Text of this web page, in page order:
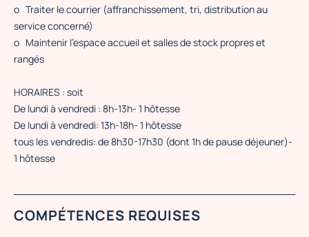
o Traiter le courrier (affranchissement, tri, distribution au
service concerné)
o Maintenir l’espace accueil et salles de stock propres et
rangés
HORAIRES : soit
De lundi à vendredi : 8h-13h- 1 hôtesse
De lundi à vendredi: 13h-18h- 1 hôtesse
tous les vendredis: de 8h30-17h30 (dont 1h de pause déjeuner)-
1 hôtesse
COMPÉTENCES REQUISES